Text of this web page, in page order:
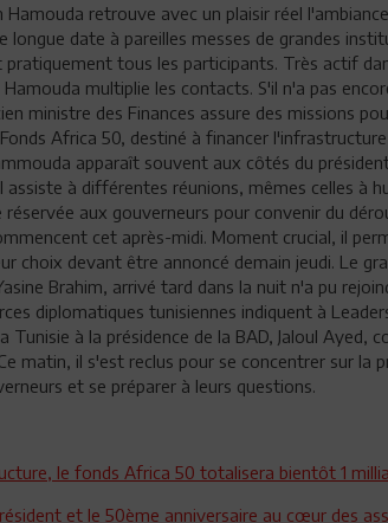
Hamouda retrouve avec un plaisir réel
longue date à pareilles messes de grandes
pratiquement tous les participants. Très actif
Hamouda multiplie les contacts. S'il n'a pas
ministre des Finances assure des missions
Africa 50, destiné à financer
apparaît souvent aux côtés du
assiste à différentes réunions, mêmes celles à
aux gouverneurs pour convenir du
cet après-midi. Moment crucial, il
choix devant être annoncé demain jeudi. Le
Brahim, arrivé tard dans la nuit n'a pu
diplomatiques tunisiennes indiquent à
Tunisie à la présidence de la BAD, Jaloul
matin, il s'est reclus pour se concentrer sur la
et se préparer à leurs questions.
le fonds Africa 50 totalisera bientôt 1
et le 50ème anniversaire au cœur des